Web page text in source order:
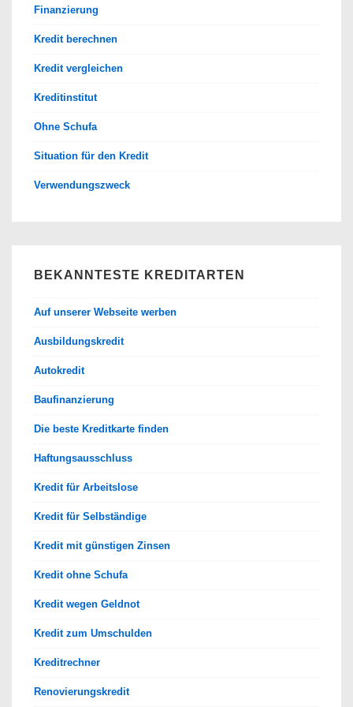
Finanzierung
Kredit berechnen
Kredit vergleichen
Kreditinstitut
Ohne Schufa
Situation für den Kredit
Verwendungszweck
BEKANNTESTE KREDITARTEN
Auf unserer Webseite werben
Ausbildungskredit
Autokredit
Baufinanzierung
Die beste Kreditkarte finden
Haftungsausschluss
Kredit für Arbeitslose
Kredit für Selbständige
Kredit mit günstigen Zinsen
Kredit ohne Schufa
Kredit wegen Geldnot
Kredit zum Umschulden
Kreditrechner
Renovierungskredit